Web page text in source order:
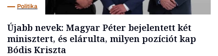
Politika
Újabb nevek: Magyar Péter bejelentett két
minisztert, és elárulta, milyen pozíciót kap
Bódis Kriszta